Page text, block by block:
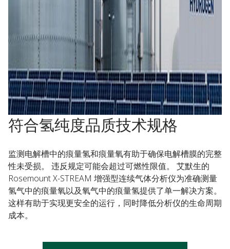
符合氢纯度品质技术规格
监测电解槽中的痕量氢和痕量氧有助于确保电解槽膜的完整
性未受损。 违反规定可能会超过可燃性限值。 艾默生的
Rosemount X-STREAM 增强型连续气体分析仪为准确测量
氢气中的痕量氧以及氧气中的痕量氢提供了单一解决方案。
这样有助于实现更安全的运行，同时降低分析仪的生命周期
成本。